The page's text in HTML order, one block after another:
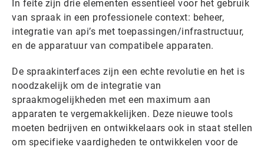
In feite zijn drie elementen essentieel voor het gebruik
van spraak in een professionele context: beheer,
integratie van api’s met toepassingen/infrastructuur,
en de apparatuur van compatibele apparaten.
De spraakinterfaces zijn een echte revolutie en het is
noodzakelijk om de integratie van
spraakmogelijkheden met een maximum aan
apparaten te vergemakkelijken. Deze nieuwe tools
moeten bedrijven en ontwikkelaars ook in staat stellen
om specifieke vaardigheden te ontwikkelen voor de